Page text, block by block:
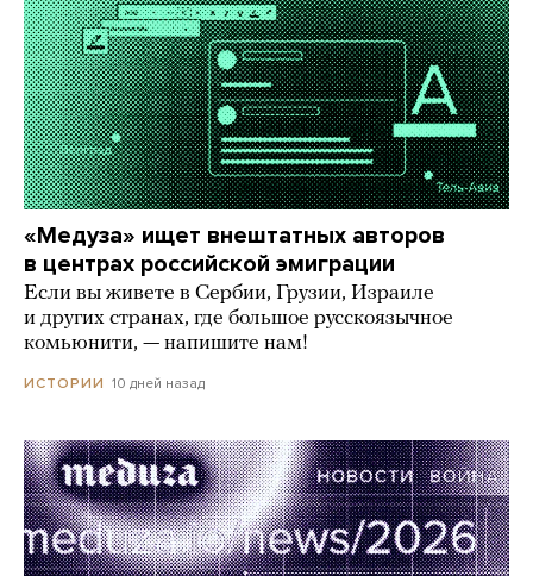
«Медуза» ищет внештатных авторов
в центрах российской эмиграции
Если вы живете в Сербии, Грузии, Израиле
и других странах, где большое русскоязычное
комьюнити, — напишите нам!
ИСТОРИИ 10 дней назад